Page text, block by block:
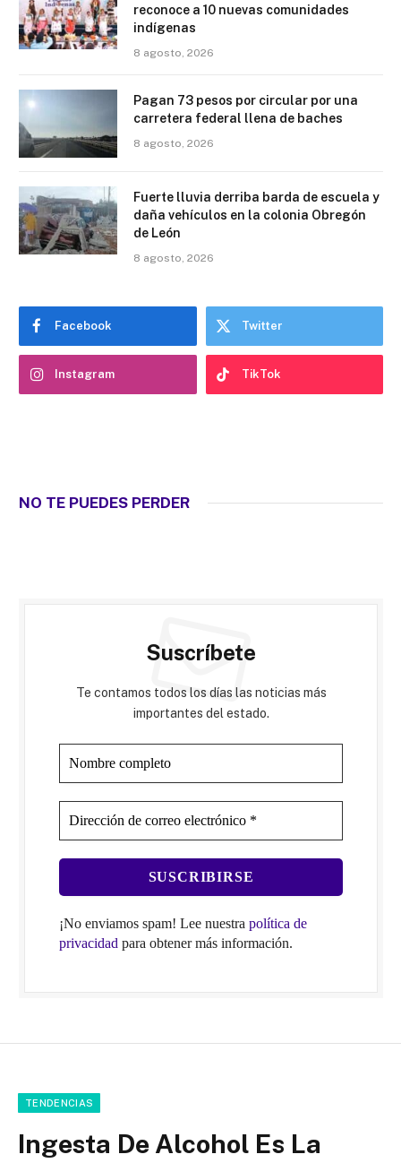
reconoce a 10 nuevas comunidades
indígenas
8 agosto, 2026
Pagan 73 pesos por circular por una
carretera federal llena de baches
8 agosto, 2026
Fuerte lluvia derriba barda de escuela y
daña vehículos en la colonia Obregón
de León
8 agosto, 2026
Facebook Twitter
Instagram TikTok
NO TE PUEDES PERDER
Suscríbete
Te contamos todos los días las noticias más
importantes del estado.
¡No enviamos spam! Lee nuestra política de
privacidad para obtener más información.
TENDENCIAS
Ingesta De Alcohol Es La